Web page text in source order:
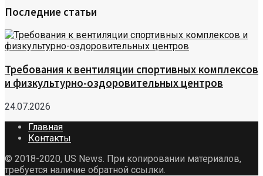
Последние статьи
Требования к вентиляции спортивных комплексов
и физкультурно-оздоровительных центров
24.07.2026
Главная
Контакты
© 2018-2020, US News. При копировании материалов,
требуется наличие обратной ссылки.